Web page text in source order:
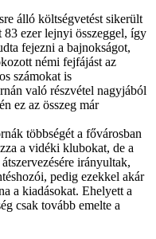
álló költségvetést sikerült
83 ezer lejnyi összeggel, így
fejezni a bajnokságot,
némi fejfájást az
számokat is
való részvétel nagyjából
ez az összeg már
többségét a fővárosban
a vidéki klubokat, de a
irányultak,
pedig ezekkel akár
a kiadásokat. Ehelyett a
csak tovább emelte a